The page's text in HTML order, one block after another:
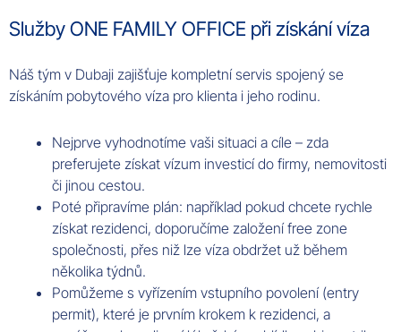
Služby ONE FAMILY OFFICE při získání víza
Náš tým v Dubaji zajišťuje kompletní servis spojený se
získáním pobytového víza pro klienta i jeho rodinu.
Nejprve vyhodnotíme vaši situaci a cíle – zda
preferujete získat vízum investicí do firmy, nemovitosti
či jinou cestou.
Poté připravíme plán: například pokud chcete rychle
získat rezidenci, doporučíme založení free zone
společnosti, přes niž lze víza obdržet už během
několika týdnů.
Pomůžeme s vyřízením vstupního povolení (entry
permit), které je prvním krokem k rezidenci, a